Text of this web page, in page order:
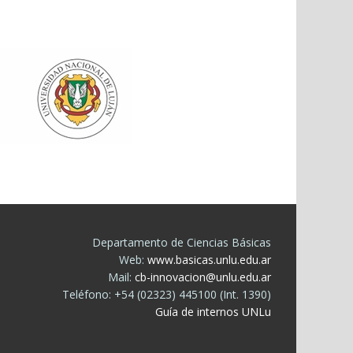
Departamento de Ciencias Básicas
Web: www.basicas.unlu.edu.ar
Mail: cb-innovacion@unlu.edu.ar
Teléfono: +54 (02323) 445100 (Int. 1390)
Guía de internos UNLu